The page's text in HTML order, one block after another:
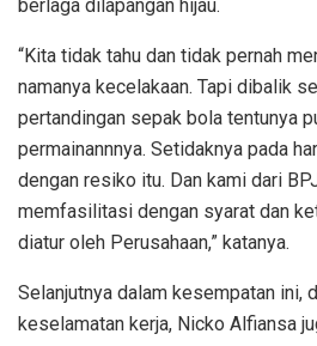
berlaga dilapangan hijau.
“Kita tidak tahu dan tidak pernah
namanya kecelakaan. Tapi dibalik
pertandingan sepak bola tentunya
permainannnya. Setidaknya pada
dengan resiko itu. Dan kami dari
memfasilitasi dengan syarat dan
diatur oleh Perusahaan,” katanya.
Selanjutnya dalam kesempatan ini,
keselamatan kerja, Nicko Alfiansa